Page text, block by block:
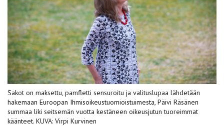
Sakot on maksettu, pamfletti sensuroitu ja valituslupaa lähdetään
hakemaan Euroopan Ihmisoikeustuomioistuimesta, Päivi Räsänen
summaa liki seitsemän vuotta kestäneen oikeusjutun tuoreimmat
käänteet. KUVA: Virpi Kurvinen